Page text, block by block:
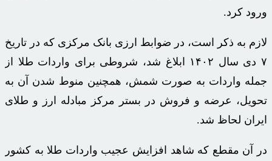
ورود کرد.
لازم به ذکر است، در ضوابط ارزی بانک مرکزی که در تاریخ
۷ دی سال ۱۴۰۲ ابلاغ شد، شروطی برای واردات طلا از
جمله واردات به صورت شمش، همچنین منوط شدن آن به
تحویل، عرضه و فروش در بستر مرکز مبادله ارز و طلای
ایران لحاظ شد.
در آن مقطع که شاهد افزایش عجیب واردات طلا به کشور